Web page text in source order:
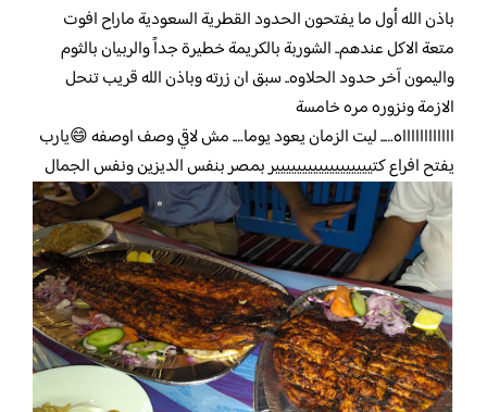
باذن الله أول ما يفتحون الحدود القطرية السعودية ماراح افوت
متعة الاكل عندهم.. الشوربة بالكريمة خطيرة جداً والربيان بالثوم
واليمون آخر حدود الحلاوه.. سبق ان زرته وباذن الله قريب تنحل
الازمة ونزوره مره خامسة
ااااااااااااه….. ليت الزمان يعود يوما…. مش لاقي وصف اوصفه 😄يارب
يفتح افراع كتيييييييييييييييييير بمصر بنفس الديزين ونفس الجمال